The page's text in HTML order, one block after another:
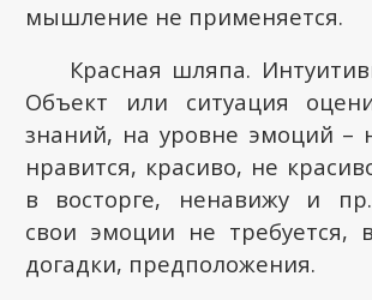
мышление не применяется.
Красная шляпа.
Объект или ситуация
знаний, на уровне эмоций –
нравится, красиво, не
в восторге, ненавижу и
свои эмоции не
догадки, предположения.